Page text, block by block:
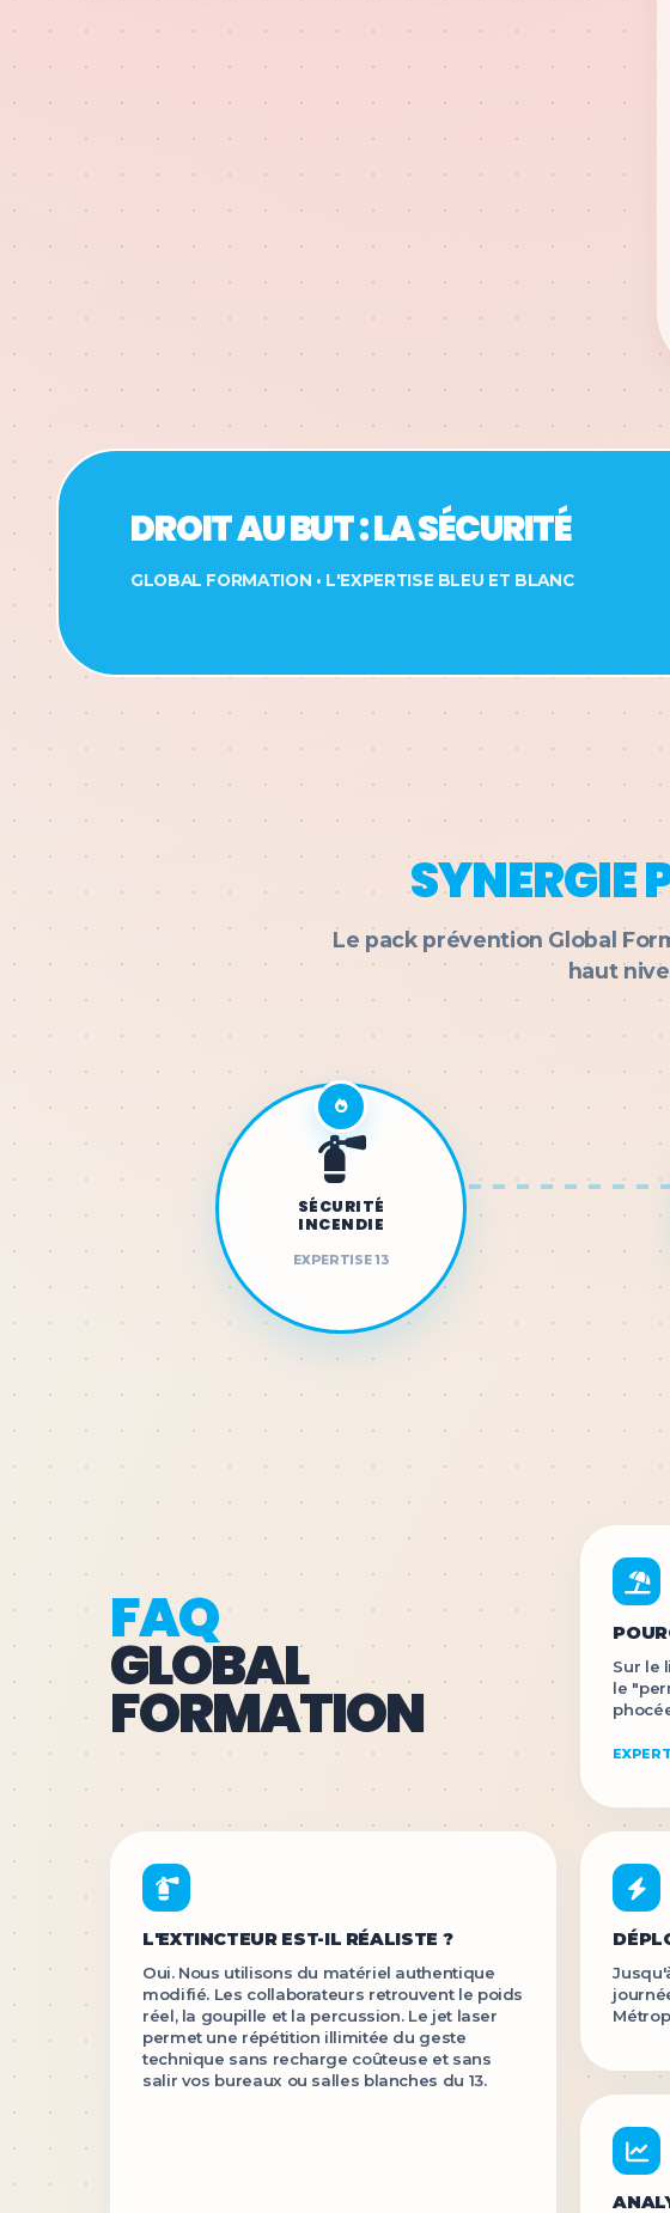
DROIT AU BUT : LA SÉCURITÉ
GLOBAL FORMATION • L'EXPERTISE BLEU ET BLANC
SYNERGIE
Le pack prévention Global
haut
SÉCURITÉ
INCENDIE
EXPERTISE 13
FAQ
GLOBAL
FORMATION
Sur le
le
L'EXTINCTEUR EST-IL RÉALISTE ?
Oui. Nous utilisons du matériel authentique
modifié. Les collaborateurs retrouvent le poids
réel, la goupille et la percussion. Le jet laser
permet une répétition illimitée du geste
technique sans recharge coûteuse et sans
salir vos bureaux ou salles blanches du 13.